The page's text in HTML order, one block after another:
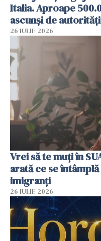
Italia. Aproape
ascunși de autorități
26 IULIE 2026
Vrei să te muți în
arată ce se
imigranți
26 IULIE 2026